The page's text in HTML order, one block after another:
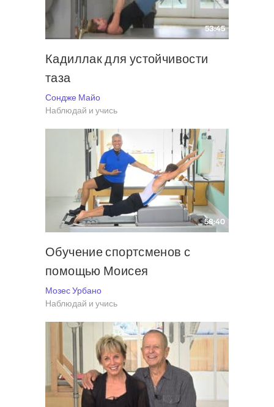
53:45
Кадиллак для устойчивости
таза
Сондже Майо
Наблюдай и учись
58:40
Обучение спортсменов с
помощью Моисея
Мозес Урбано
Наблюдай и учись